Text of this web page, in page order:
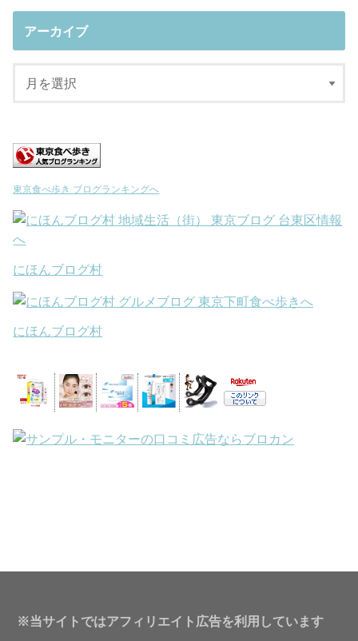
アーカイブ
東京食べ歩き ブログランキングへ
にほんブログ村
にほんブログ村
※当サイトではアフィリエイト広告を利用しています